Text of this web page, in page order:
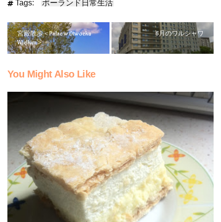
Tags: ポーランド日常生活
宮殿散歩＜Pałac w Otwocku
Wielkim＞
6月のワルシャワ
You Might Also Like